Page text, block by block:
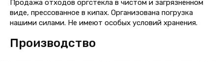
Продажа отходов оргстекла в чистом и загрязненном
виде, прессованное в кипах. Организована погрузка
нашими силами. Не имеют особых условий хранения.
Производство